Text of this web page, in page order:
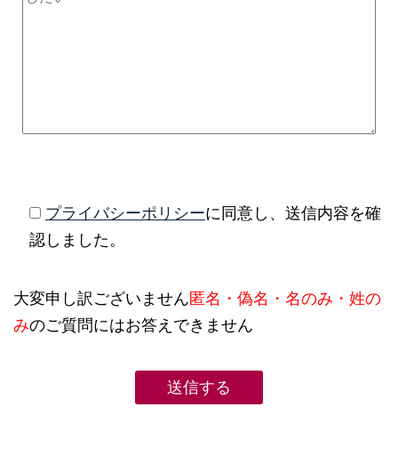
プライバシーポリシーに同意し、送信内容を確
認しました。
大変申し訳ございません匿名・偽名・名のみ・姓の
みのご質問にはお答えできません